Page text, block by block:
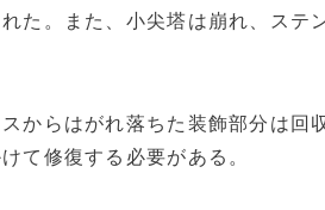
た。また、小尖塔は崩れ、ステ
からはがれ落ちた装飾部分は回
て修復する必要がある。